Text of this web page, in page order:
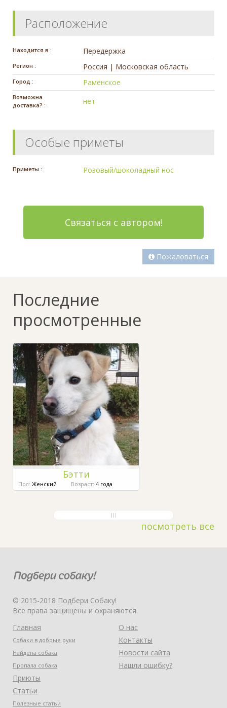
Расположение
Находится в : Передержка
Регион : Россия | Московская область
Город : Раменское
Возможна
доставка? :
нет
Особые приметы
Приметы : Розовый/шоколадный нос
Связаться с автором!
Пожаловаться
Последние
просмотренные
Бэтти
Пол: Женский Возраст: 4 года
посмотреть все
© 2015-2018 Подбери Собаку!
Все права защищены и охраняются.
Главная
Собаки в добрые руки
Найдена собака
Пропала собака
Приюты
Статьи
Полезные статьи
О нас
Контакты
Новости сайта
Нашли ошибку?